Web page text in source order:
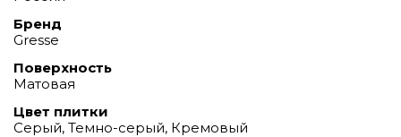
Бренд
Gresse
Поверхность
Матовая
Цвет плитки
Серый, Темно-серый, Кремовый